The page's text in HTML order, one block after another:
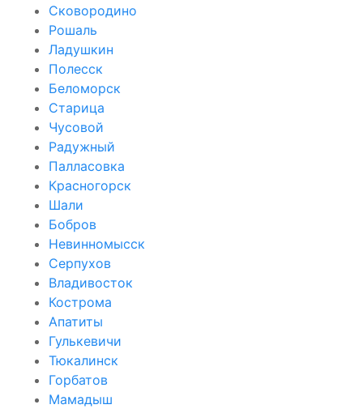
Сковородино
Рошаль
Ладушкин
Полесск
Беломорск
Старица
Чусовой
Радужный
Палласовка
Красногорск
Шали
Бобров
Невинномысск
Серпухов
Владивосток
Кострома
Апатиты
Гулькевичи
Тюкалинск
Горбатов
Мамадыш